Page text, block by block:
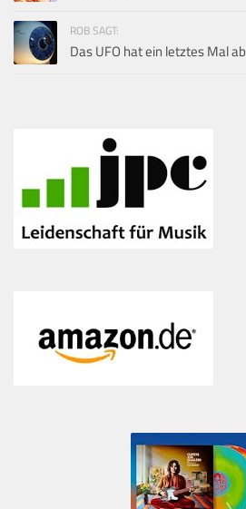
ROB SAGT:
Das UFO hat ein letztes Mal